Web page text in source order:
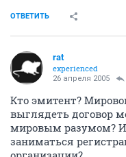
ОТВЕТИТЬ
rat
experienced
26 апреля 2005
Кто эмитент?
выглядеть договор
мировым разумом?
заниматься